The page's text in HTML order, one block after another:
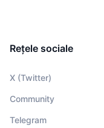
Rețele sociale
X (Twitter)
Community
Telegram